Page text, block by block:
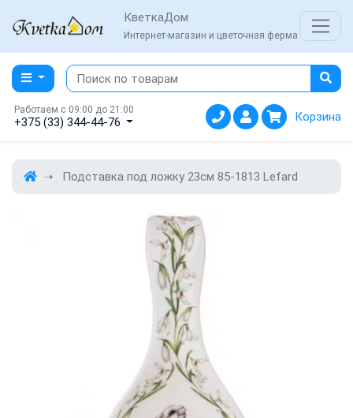
КветкаДом
Интернет-магазин и цветочная ферма
Работаем с 09:00 до 21:00
+375 (33) 344-44-76 Корзина
Подставка под ложку 23см 85-1813 Lefard